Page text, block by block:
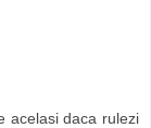
acelasi daca rulezi